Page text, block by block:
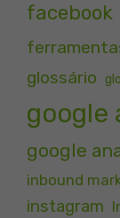
facebook
glossário
google
google
inbound
instagram